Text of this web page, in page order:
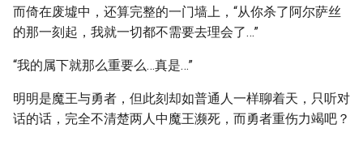
而倚在废墟中，还算完整的一门墙上，“从你杀了阿尔萨丝
的那一刻起，我就一切都不需要去理会了…”
“我的属下就那么重要么…真是…”
明明是魔王与勇者，但此刻却如普通人一样聊着天，只听对
话的话，完全不清楚两人中魔王濒死，而勇者重伤力竭吧？